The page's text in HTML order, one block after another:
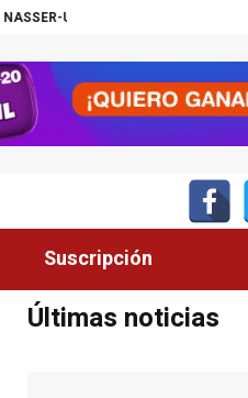
MIL JÓVENES BENEFICIADOS
Suscripción
Últimas noticias